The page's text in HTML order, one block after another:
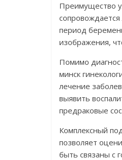
Преимущество
период
изображения,
Помимо
минск
лечение
выявить
предраковые
Комплексный
позволяет
быть связаны с